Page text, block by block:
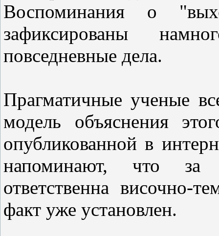
Воспоминания о
зафиксированы
повседневные дела.
Прагматичные ученые
модель объяснения
опубликованной в
напоминают, что за
ответственна височно-
факт уже установлен.